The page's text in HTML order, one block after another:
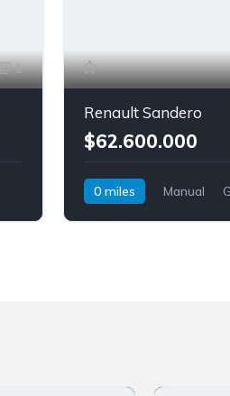
1
Renault Sandero
$62.600.000
0 miles Manual